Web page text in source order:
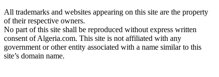
All trademarks and websites appearing on this site are the property
of their respective owners.
No part of this site shall be reproduced without express written
consent of Algeria.com. This site is not affiliated with any
government or other entity associated with a name similar to this
site’s domain name.